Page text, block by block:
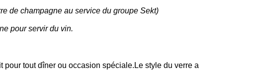
de champagne au service du groupe Sekt)
pour servir du vin.
tout dîner ou occasion spéciale.Le style du verre a